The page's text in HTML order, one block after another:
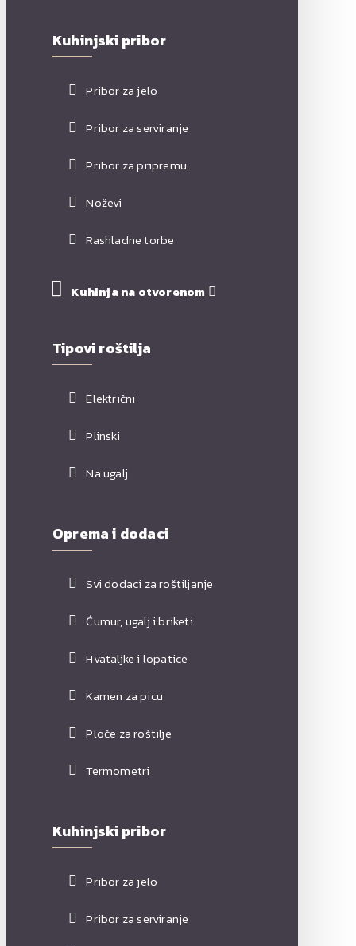
Kuhinjski pribor
Pribor za jelo
Pribor za serviranje
Pribor za pripremu
Noževi
Rashladne torbe
Kuhinja na otvorenom
Tipovi roštilja
Električni
Plinski
Na ugalj
Oprema i dodaci
Svi dodaci za roštiljanje
Ćumur, ugalj i briketi
Hvataljke i lopatice
Kamen za picu
Ploče za roštilje
Termometri
Kuhinjski pribor
Pribor za jelo
Pribor za serviranje